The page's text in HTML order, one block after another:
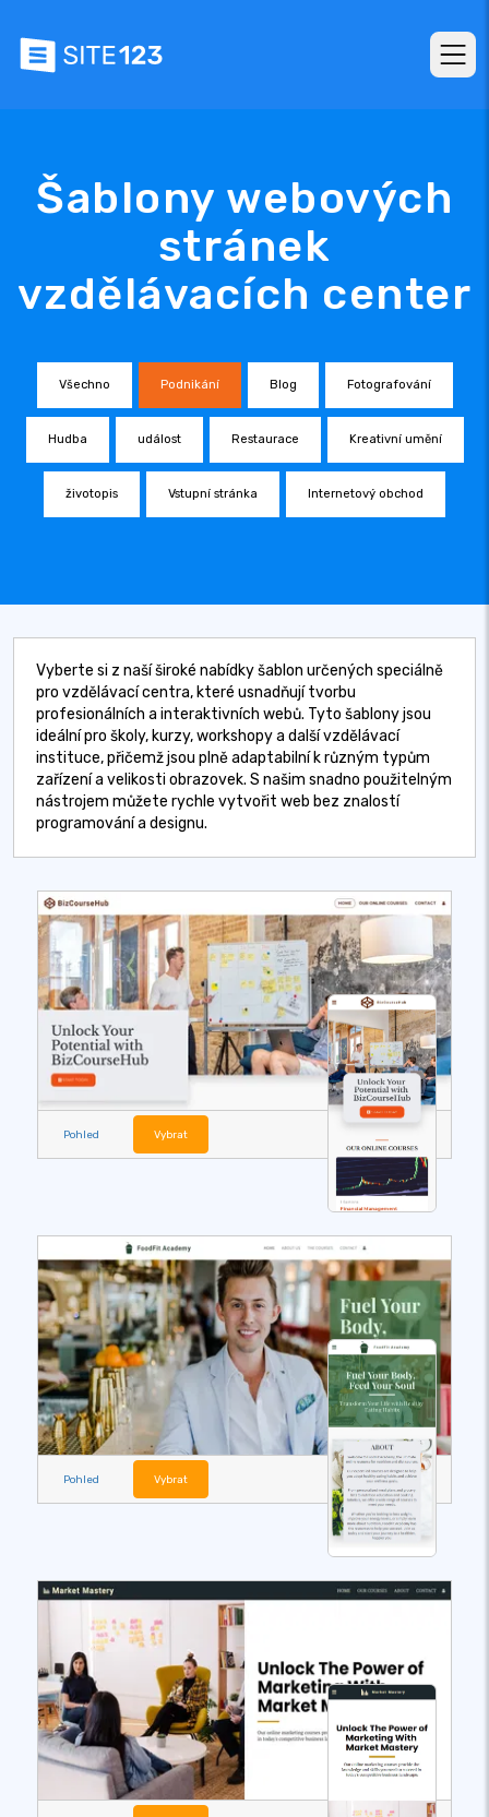
Šablony webových
stránek
vzdělávacích center
Všechno Podnikání Blog Fotografování
Hudba událost Restaurace Kreativní umění
životopis Vstupní stránka Internetový obchod
Vyberte si z naší široké nabídky šablon určených speciálně
pro vzdělávací centra, které usnadňují tvorbu
profesionálních a interaktivních webů. Tyto šablony jsou
ideální pro školy, kurzy, workshopy a další vzdělávací
instituce, přičemž jsou plně adaptabilní k různým typům
zařízení a velikosti obrazovek. S našim snadno použitelným
nástrojem můžete rychle vytvořit web bez znalostí
programování a designu.
Pohled Vybrat
Pohled Vybrat